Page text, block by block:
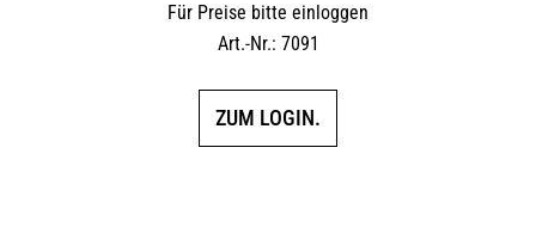
Für Preise bitte einloggen
Art.-Nr.: 7091
ZUM LOGIN.